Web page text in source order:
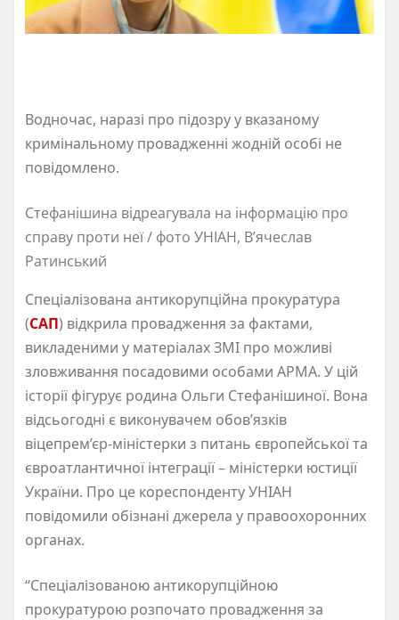
Водночас, наразі про підозру у вказаному
кримінальному провадженні жодній особі не
повідомлено.
Стефанішина відреагувала на інформацію про
справу проти неї / фото УНІАН, В’ячеслав
Ратинський
Спеціалізована антикорупційна прокуратура
(САП) відкрила провадження за фактами,
викладеними у матеріалах ЗМІ про можливі
зловживання посадовими особами АРМА. У цій
історії фігурує родина Ольги Стефанішиної. Вона
відсьогодні є виконувачем обов’язків
віцепрем’єр-міністерки з питань європейської та
євроатлантичної інтеграції – міністерки юстиції
України. Про це кореспонденту УНІАН
повідомили обізнані джерела у правоохоронних
органах.
“Спеціалізованою антикорупційною
прокуратурою розпочато провадження за